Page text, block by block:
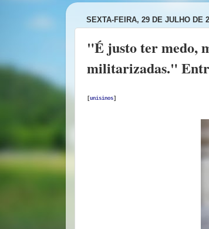
SEXTA-FEIRA, 29 DE JULHO DE
"É justo ter medo,
militarizadas."
unisinos